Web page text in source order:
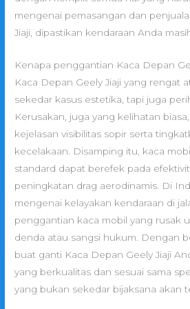
mengenai pemasangan dan
Jiaji, dipastikan kendaraan Anda
Kenapa penggantian Kaca Depan
Kaca Depan Geely Jiaji yang rengat
sekedar kasus estetika, tapi juga
Kerusakan, juga yang kelihatan
kejelasan visibilitas sopir serta
kecelakaan. Disamping itu, kaca
standard dapat berefek pada
peningkatan drag aerodinamis. Di
mengenai kelayakan kendaraan di
penggantian kaca mobil yang rusak
denda atau sangsi hukum. Dengan
buat ganti Kaca Depan Geely Jiaji
yang berkualitas dan sesuai sama
yang bukan sekedar bijaksana akan